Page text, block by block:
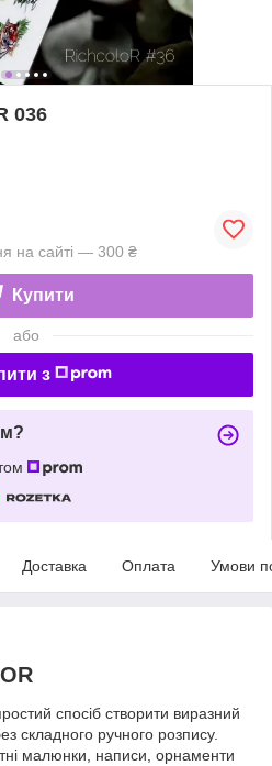
036
на сайті — 300 ₴
Купити
або
з
Доставка Оплата Умови
спосіб створити виразний
складного ручного розпису.
малюнки, написи, орнаменти